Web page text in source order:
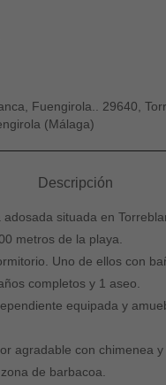
Fuengirola.. 29640,
(Málaga)
Descripción
situada en
metros de la playa.
Uno de ellos con
completos y 1 aseo.
equipada y
agradable con chimenea y
de barbacoa.